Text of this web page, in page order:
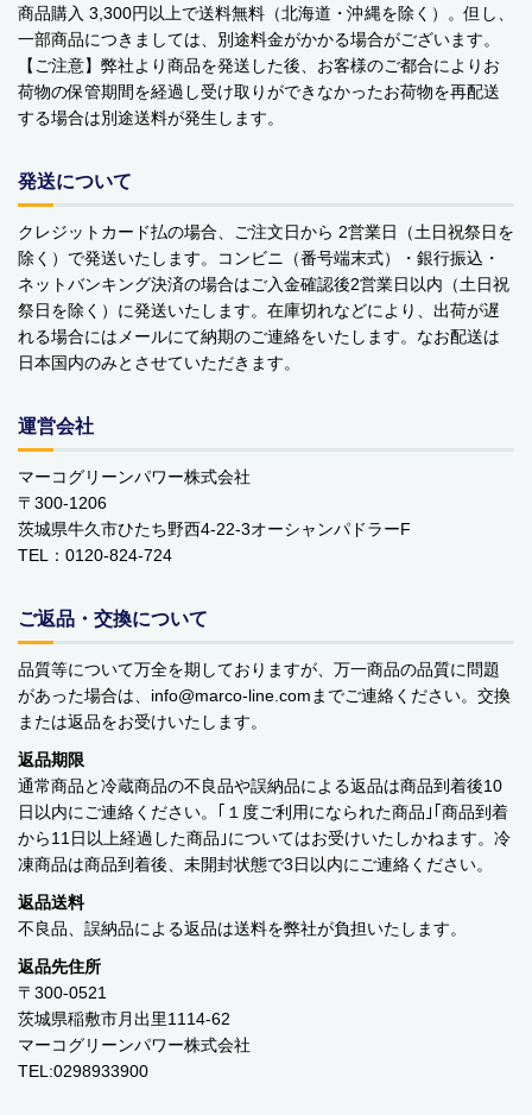
おもちゃ・ホビー
ベビーおもちゃ・子供用品
賞味期限間近・訳あり大特価
直輸入品
商品一覧
ブランドから探す
MESH ジュエリー
alico バルサミコ酢
TEJAKULA 塩
ムーミン
YOPE
kusuguru Japan
noa family
MARNA マーナ
DULTON ダルトン
nailmatic
sonnet
橋本クロス
国際貿易 KB
価格から探す
商品購入 3,300円以上で送料無料（北海道・沖縄を除く）。但し、
一部商品につきましては、別途料金がかかる場合がございます。
【ご注意】弊社より商品を発送した後、お客様のご都合によりお
荷物の保管期間を経過し受け取りができなかったお荷物を再配送
する場合は別途送料が発生します。
発送について
クレジットカード払の場合、ご注文日から 2営業日（土日祝祭日を
除く）で発送いたします。コンビニ（番号端末式）・銀行振込・
ネットバンキング決済の場合はご入金確認後2営業日以内（土日祝
祭日を除く）に発送いたします。在庫切れなどにより、出荷が遅
れる場合にはメールにて納期のご連絡をいたします。なお配送は
日本国内のみとさせていただきます。
運営会社
マーコグリーンパワー株式会社
〒300-1206
茨城県牛久市ひたち野西4-22-3オーシャンパドラーF
TEL：0120-824-724
ご返品・交換について
品質等について万全を期しておりますが、万一商品の品質に問題
があった場合は、info
marco-line.com までご連絡ください。交換
または返品をお受けいたします。
返品期限
通常商品と冷蔵商品の不良品や誤納品による返品は商品到着後10
日以内にご連絡ください。｢１度ご利用になられた商品｣｢商品到着
から11日以上経過した商品｣についてはお受けいたしかねます。冷
凍商品は商品到着後、未開封状態で3日以内にご連絡ください。
返品送料
不良品、誤納品による返品は送料を弊社が負担いたします。
返品先住所
〒300-0521
茨城県稲敷市月出里1114-62
マーコグリーンパワー株式会社
TEL:0298933900